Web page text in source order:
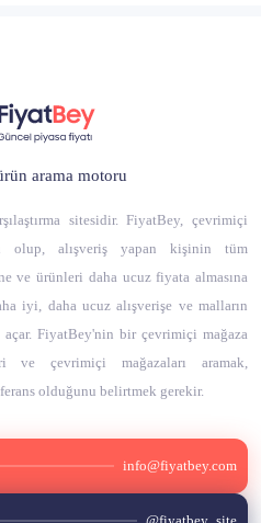
arama motoru
sitesidir. FiyatBey, çevrimiçi
olup, alışveriş yapan kişinin tüm
ve ürünleri daha ucuz fiyata almasına
iyi, daha ucuz alışverişe ve malların
FiyatBey'nin bir çevrimiçi mağaza
ve çevrimiçi mağazaları aramak,
olduğunu belirtmek gerekir.
info@fiyatbey.com